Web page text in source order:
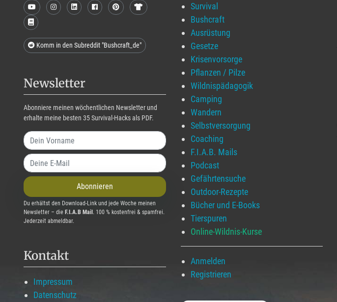
Komm in den Subreddit "Bushcraft_de"
Newsletter
Abonniere meinen wöchentlichen Newsletter und
erhalte meine besten 35 Survival-Hacks als PDF.
Abonnieren
Du erhältst den Download-Link und jede Woche meinen
Newsletter – die F.I.A.B Mail . 100 % kostenfrei & spamfrei.
Jederzeit abmeldbar.
Kontakt
Impressum
Datenschutz
Survival
Bushcraft
Ausrüstung
Gesetze
Krisenvorsorge
Pflanzen / Pilze
Wildnispädagogik
Camping
Wandern
Selbstversorgung
Coaching
F.I.A.B. Mails
Podcast
Gefährtensuche
Outdoor-Rezepte
Bücher und E-Books
Tierspuren
Online-Wildnis-Kurse
Anmelden
Registrieren